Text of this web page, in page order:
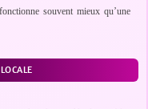
souvent mieux qu’une